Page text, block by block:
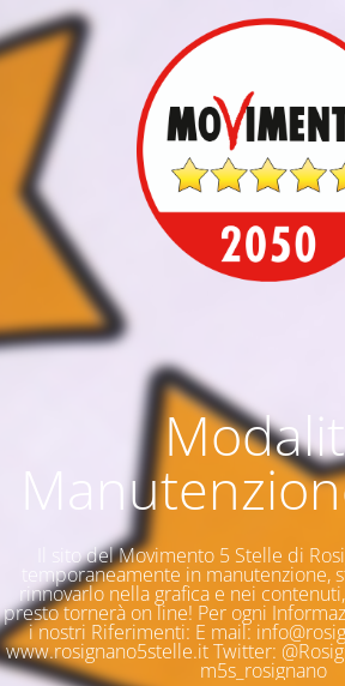
Il sito del Movimento 5 Stelle di
temporaneamente in manutenzione,
rinnovarlo nella grafica e nei contenuti,
presto tornerà on line! Per ogni
i nostri Riferimenti: E mail:
www.rosignano5stelle.it Twitter:
m5s_rosignano